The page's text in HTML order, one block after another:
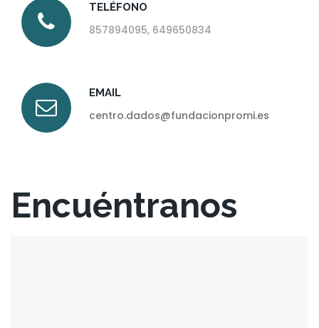
TELÉFONO
857894095, 649650834
EMAIL
centro.dados@fundacionpromi.es
Encuéntranos